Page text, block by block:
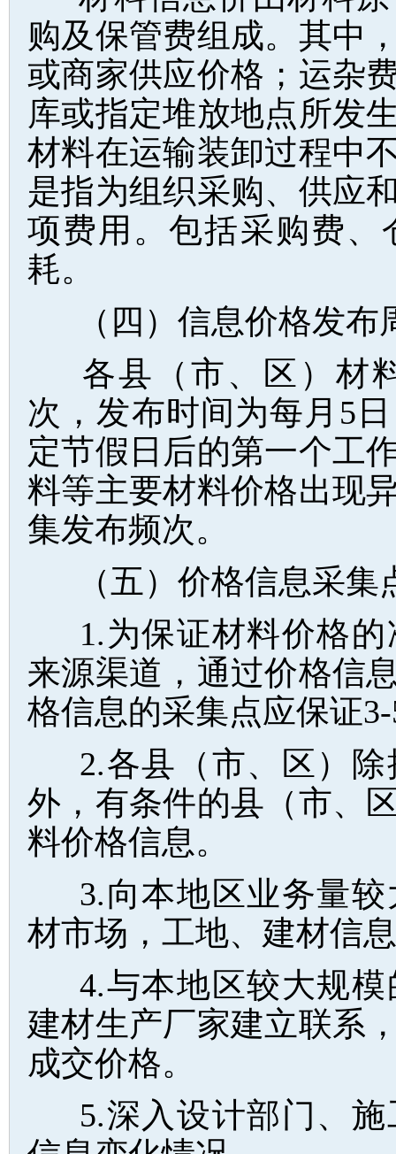
购及保管费组成。其中
或商家供应价格；运杂
库或指定堆放地点所发
材料在运输装卸过程中
是指为组织采购、供应
项费用。包括采购费
耗。
（四）信息价格发布
各县（市、区）材
次，发布时间为每月5
定节假日后的第一个工
料等主要材料价格出现
集发布频次。
（五）价格信息采集
1.为保证材料价格
来源渠道，通过价格信
格信息的采集点应保证
2.各县（市、区）
外，有条件的县（市、
料价格信息。
3.向本地区业务量
材市场，工地、建材信
4.与本地区较大规
建材生产厂家建立联系
成交价格。
5.深入设计部门、